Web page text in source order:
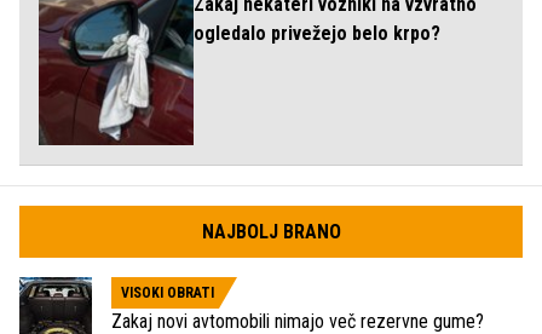
ogledalo privežejo belo krpo?
NAJBOLJ BRANO
VISOKI OBRATI
Zakaj novi avtomobili nimajo več rezervne gume?